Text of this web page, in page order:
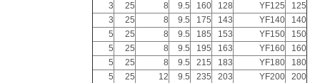
125
YF125
128
160
9.5
8
25
3
140
YF140
143
175
9.5
8
25
3
150
YF150
153
185
9.5
8
25
5
160
YF160
163
195
9.5
8
25
5
180
YF180
183
215
9.5
8
25
5
200
YF200
203
235
9.5
12
25
5